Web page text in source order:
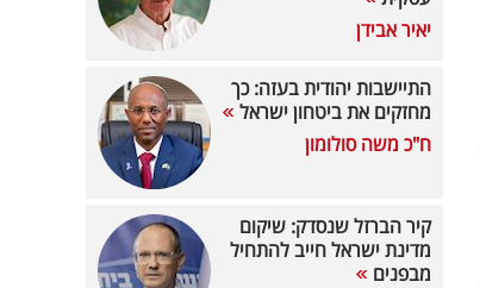
יאיר אבידן
התיישבות יהודית בעזה: כך
מחזקים את ביטחון ישראל
ח"כ משה סולומון
קיר הברזל שנסדק: שיקום
מדינת ישראל חייב להתחיל
מבפנים